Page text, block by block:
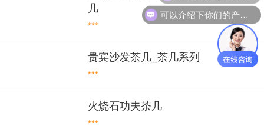
几
***
贵宾沙发茶几_茶几系列
***
火烧石功夫茶几
***
可以介绍下你们的产品么？